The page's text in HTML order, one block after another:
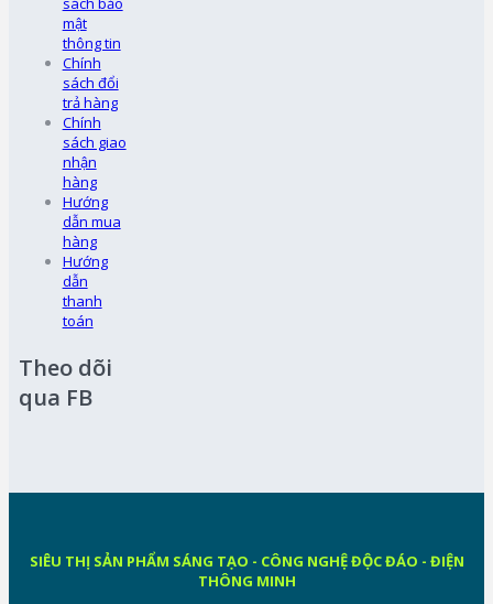
mật
thông tin
Chính
sách đổi
trả hàng
Chính
sách giao
nhận
hàng
Hướng
dẫn mua
hàng
Hướng
dẫn
thanh
toán
Theo dõi
qua FB
SIÊU THỊ SẢN PHẨM SÁNG TẠO - CÔNG NGHỆ ĐỘC ĐÁO - ĐIỆN
THÔNG MINH